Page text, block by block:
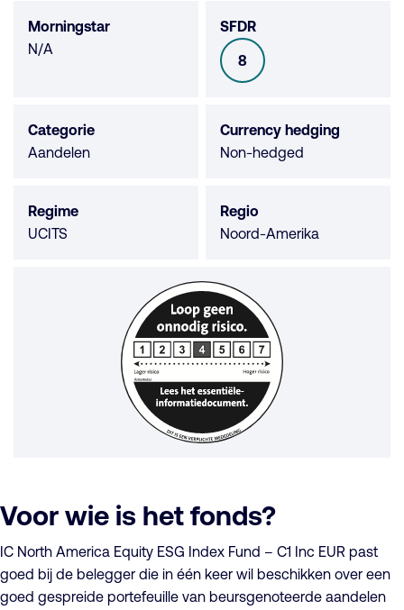
Morningstar
Morningstar
N/A
SFDR
SFDR
8
Categorie
Aandelen
Currency hedging
Non-hedged
Regime
UCITS
Regio
Noord-Amerika
Voor wie is het fonds?
IC North America Equity ESG Index Fund – C1 Inc EUR past
goed bij de belegger die in één keer wil beschikken over een
goed gespreide portefeuille van beursgenoteerde aandelen